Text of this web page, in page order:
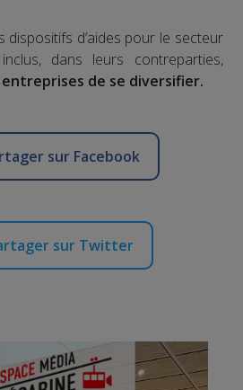
dispositifs d’aides pour le secteur
dans leurs contreparties,
de se diversifier.
sur Facebook
sur Twitter